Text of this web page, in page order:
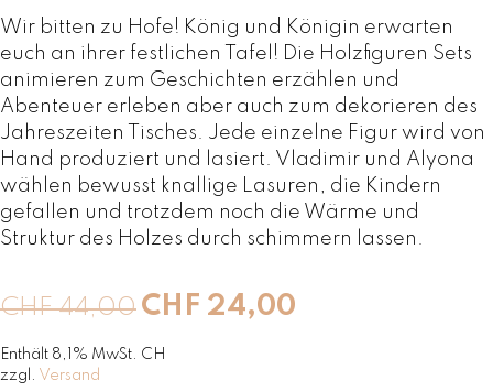
CHF44,00 U
s
CHF 24,00
Enthält 8,1% MwSt. CH
zzgl. Versand
Wir bitten zu Hofe! König und Königin erwarten
euch an ihrer festlichen Tafel! Die Holzfiguren Sets
animieren zum Geschichten erzählen und
Abenteuer erleben aber auch zum dekorieren des
Jahreszeiten Tisches. Jede einzelne Figur wird von
Hand produziert und lasiert. Vladimir und Alyona
wählen bewusst knallige Lasuren, die Kindern
gefallen und trotzdem noch die Wärme und
Struktur des Holzes durch schimmern lassen.